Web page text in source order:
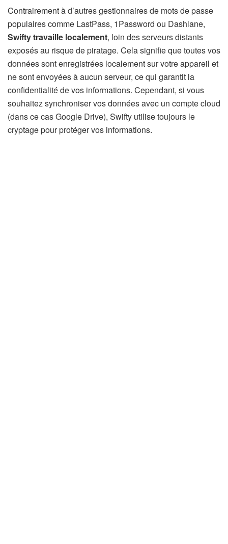
Contrairement à d’autres gestionnaires de mots de passe
populaires comme LastPass, 1Password ou Dashlane,
Swifty travaille localement, loin des serveurs distants
exposés au risque de piratage. Cela signifie que toutes vos
données sont enregistrées localement sur votre appareil et
ne sont envoyées à aucun serveur, ce qui garantit la
confidentialité de vos informations. Cependant, si vous
souhaitez synchroniser vos données avec un compte cloud
(dans ce cas Google Drive), Swifty utilise toujours le
cryptage pour protéger vos informations.